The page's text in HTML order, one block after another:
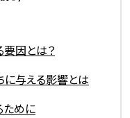
要因とは？
に与える影響とは
ために